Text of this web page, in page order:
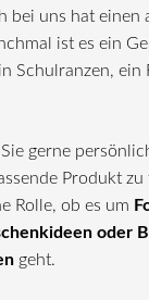
bei uns hat einen
ist es ein
Schulranzen, ein
gerne
Produkt
Rolle, ob es um
oder
geht.